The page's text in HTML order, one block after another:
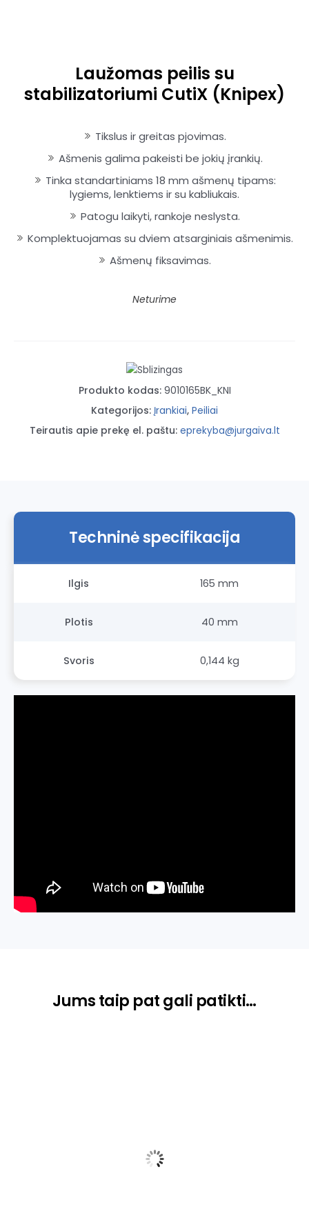
Laužomas peilis su
stabilizatoriumi CutiX (Knipex)
Tikslus ir greitas pjovimas.
Ašmenis galima pakeisti be jokių įrankių.
Tinka standartiniams 18 mm ašmenų tipams:
lygiems, lenktiems ir su kabliukais.
Patogu laikyti, rankoje neslysta.
Komplektuojamas su dviem atsarginiais ašmenimis.
Ašmenų fiksavimas.
Neturime
Produkto kodas: 9010165BK_KNI
Kategorijos: Įrankiai, Peiliai
Teirautis apie prekę el. paštu: eprekyba@jurgaiva.lt
Techninė specifikacija
Ilgis 165 mm
Plotis 40 mm
Svoris 0,144 kg
Jums taip pat gali patikti…